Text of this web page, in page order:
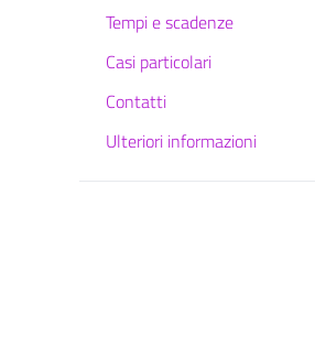
Tempi e scadenze
Casi particolari
Contatti
Ulteriori informazioni